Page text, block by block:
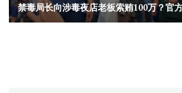
禁毒局长向涉毒夜店老板索贿100万？官